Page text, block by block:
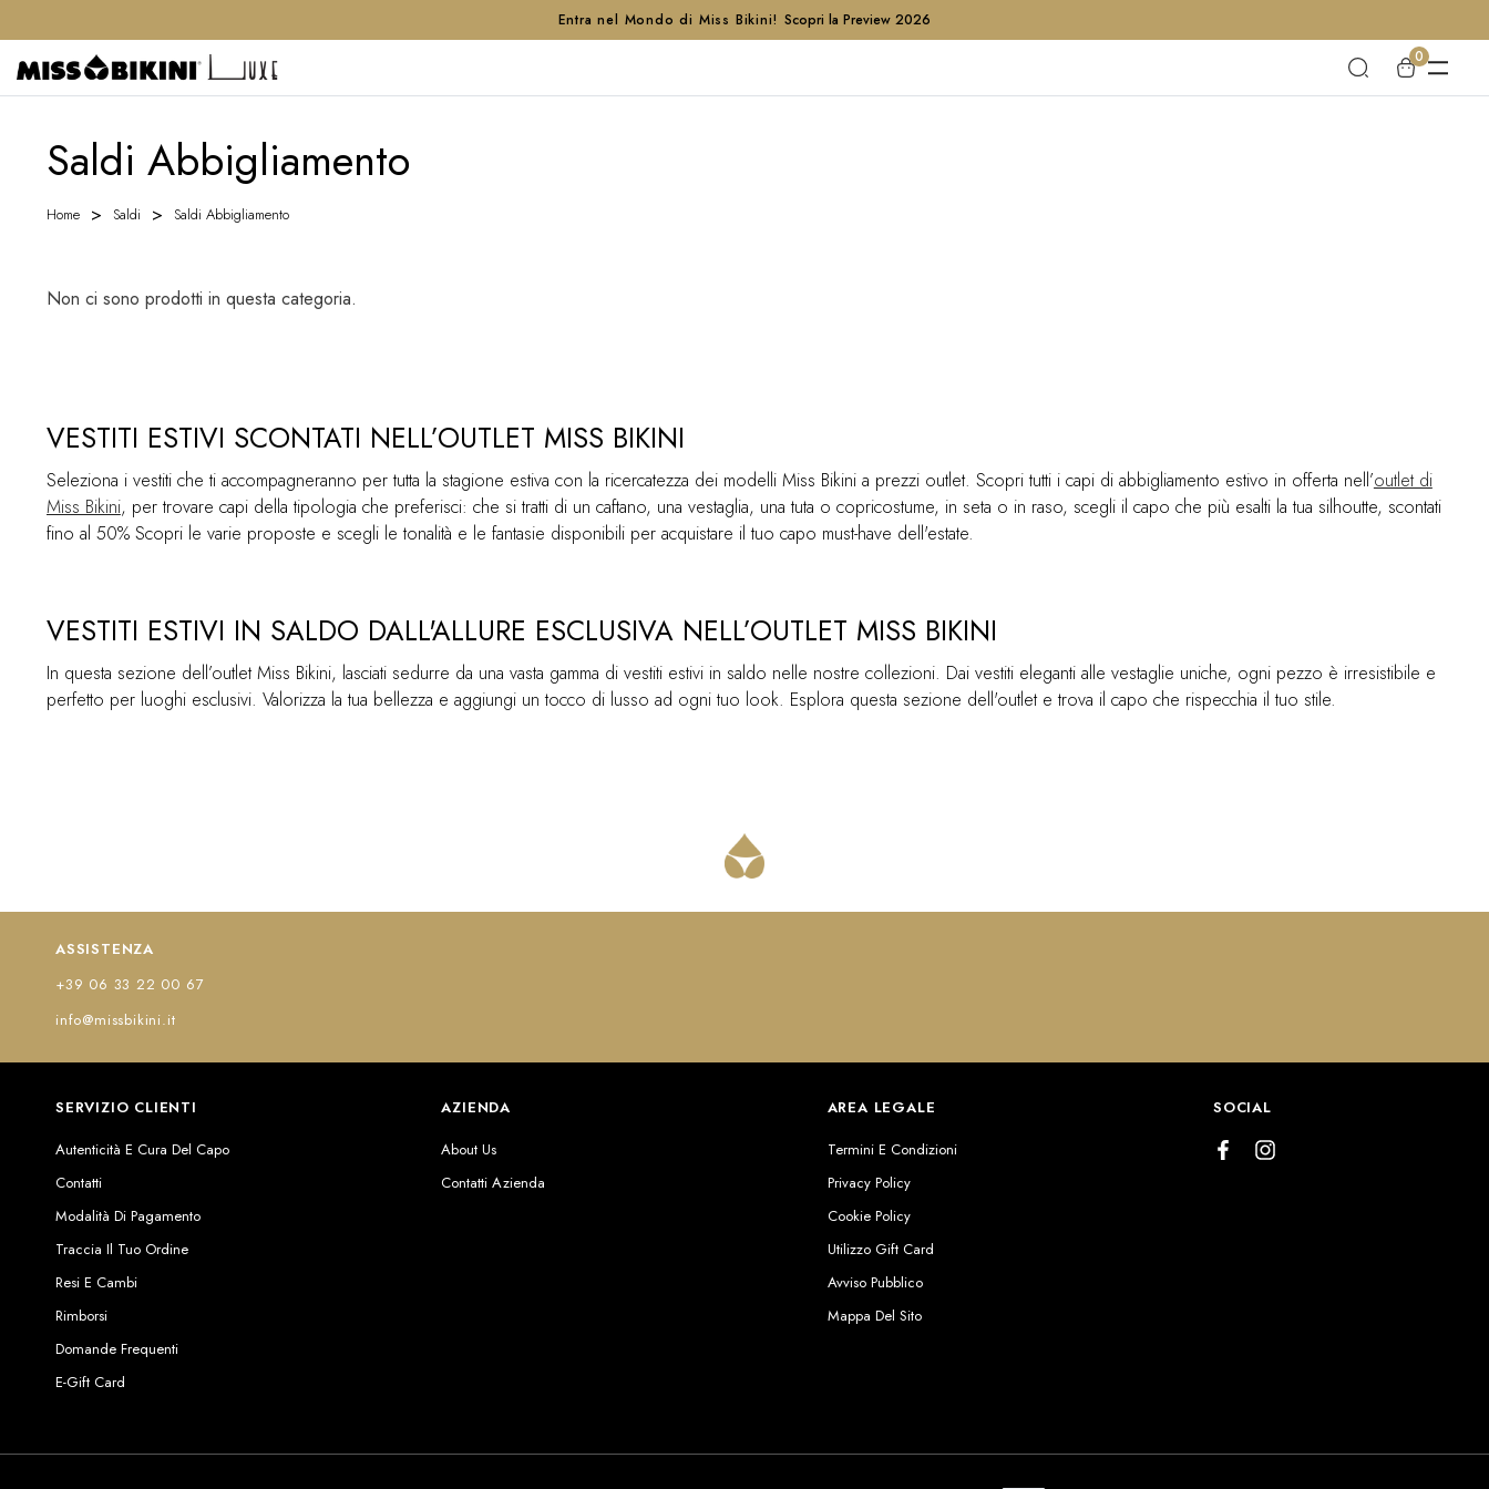
Entra nel Mondo di Miss Bikini! Scopri la Preview 2026
0
Saldi Abbigliamento
Home Saldi Saldi Abbigliamento
Non ci sono prodotti in questa categoria.
VESTITI ESTIVI SCONTATI NELL’OUTLET MISS BIKINI
Seleziona i vestiti che ti accompagneranno per tutta la stagione estiva con la ricercatezza dei modelli Miss Bikini a prezzi outlet. Scopri tutti i capi di abbigliamento estivo in offerta nell’outlet di
Miss Bikini, per trovare capi della tipologia che preferisci: che si tratti di un caftano, una vestaglia, una tuta o copricostume, in seta o in raso, scegli il capo che più esalti la tua silhoutte, scontati
fino al 50% Scopri le varie proposte e scegli le tonalità e le fantasie disponibili per acquistare il tuo capo must-have dell'estate.
VESTITI ESTIVI IN SALDO DALL'ALLURE ESCLUSIVA NELL’OUTLET MISS BIKINI
In questa sezione dell’outlet Miss Bikini, lasciati sedurre da una vasta gamma di vestiti estivi in saldo nelle nostre collezioni. Dai vestiti eleganti alle vestaglie uniche, ogni pezzo è irresistibile e
perfetto per luoghi esclusivi. Valorizza la tua bellezza e aggiungi un tocco di lusso ad ogni tuo look. Esplora questa sezione dell'outlet e trova il capo che rispecchia il tuo stile.
ASSISTENZA
+39 06 33 22 00 67
info@missbikini.it
SERVIZIO CLIENTI
Autenticità E Cura Del Capo
Contatti
Modalità Di Pagamento
Traccia Il Tuo Ordine
Resi E Cambi
Rimborsi
Domande Frequenti
E-Gift Card
AZIENDA
About Us
Contatti Azienda
AREA LEGALE
Termini E Condizioni
Privacy Policy
Cookie Policy
Utilizzo Gift Card
Avviso Pubblico
Mappa Del Sito
SOCIAL